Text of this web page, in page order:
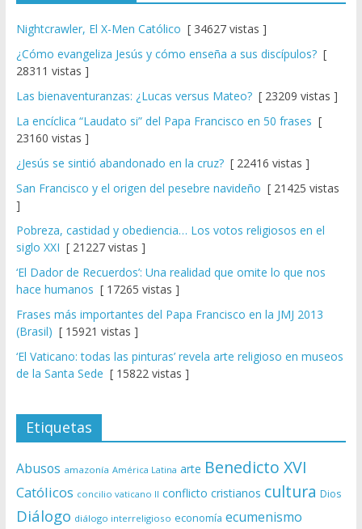
Nightcrawler, El X-Men Católico [ 34627 vistas ]
¿Cómo evangeliza Jesús y cómo enseña a sus discípulos?[
28311 vistas ]
Las bienaventuranzas: ¿Lucas versus Mateo?[ 23209 vistas ]
La encíclica “Laudato si” del Papa Francisco en 50 frases [
23160 vistas ]
¿Jesús se sintió abandonado en la cruz?[ 22416 vistas ]
San Francisco y el origen del pesebre navideño [ 21425 vistas
]
Pobreza, castidad y obediencia… Los votos religiosos en el
siglo XXI [ 21227 vistas ]
‘El Dador de Recuerdos’: Una realidad que omite lo que nos
hace humanos [ 17265 vistas ]
Frases más importantes del Papa Francisco en la JMJ 2013
(Brasil) [ 15921 vistas ]
‘El Vaticano: todas las pinturas’ revela arte religioso en museos
de la Santa Sede [ 15822 vistas ]
Etiquetas
Abusos amazonía América Latina arte Benedicto XVI
Católicos concilio vaticano II conflicto cristianos cultura Dios
Diálogo diálogo interreligioso economía ecumenismo